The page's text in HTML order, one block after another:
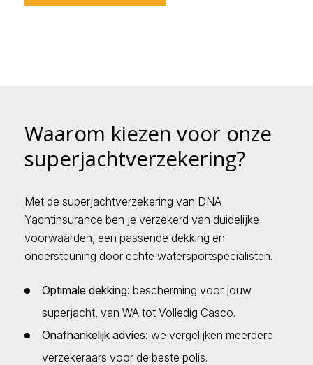
Waarom kiezen voor onze
superjachtverzekering?
Met de superjachtverzekering van DNA
Yachtinsurance ben je verzekerd van duidelijke
voorwaarden, een passende dekking en
ondersteuning door echte watersportspecialisten.
Optimale dekking: bescherming voor jouw
superjacht, van WA tot Volledig Casco.
Onafhankelijk advies: we vergelijken meerdere
verzekeraars voor de beste polis.